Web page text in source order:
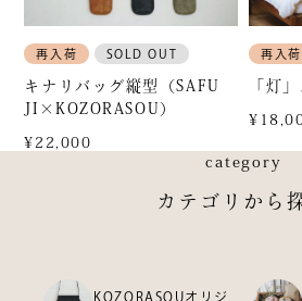
再入荷 SOLD OUT
キナリバッグ縦型（SAFU
JI×KOZORASOU）
¥22,000
再入荷
「灯
category
カテゴリから
KOZORASOUオリジ